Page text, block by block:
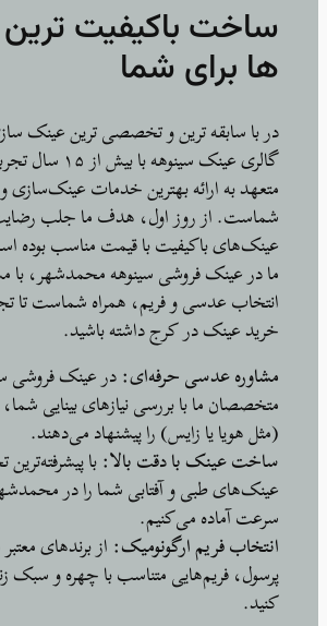
ساخت باکیفیت
ها برای شما
در با سابقه ترین و تخصصی ترین عینک
گالری عینک سینوهه
متعهد به ارائه بهترین خدمات عینک‌سازی
شماست. از روز اول، هدف ما جلب
عینک‌های باکیفیت با قیمت مناسب
ما در عینک فروشی سینوهه محمدشهر، با
انتخاب عدسی و فریم، همراه شماست تا
خرید عینک در کرج داشته باشید.
مشاوره عدسی حرفه‌ای: در عینک فروشی
متخصصان ما با بررسی نیازهای بینایی
(مثل هویا یا زایس) را پیشنهاد می‌دهند.
ساخت عینک با دقت بالا: با
عینک‌های طبی و آفتابی شما را در
سرعت آماده می‌کنیم.
انتخاب فریم ارگونومیک: از برندهای
پرسول، فریم‌هایی متناسب با چهره و سبک
کنید.